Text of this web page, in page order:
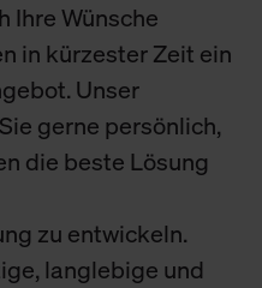
Ihre Wünsche
in kürzester Zeit ein
Unser
gerne persönlich,
die beste Lösung
zu entwickeln.
langlebige und